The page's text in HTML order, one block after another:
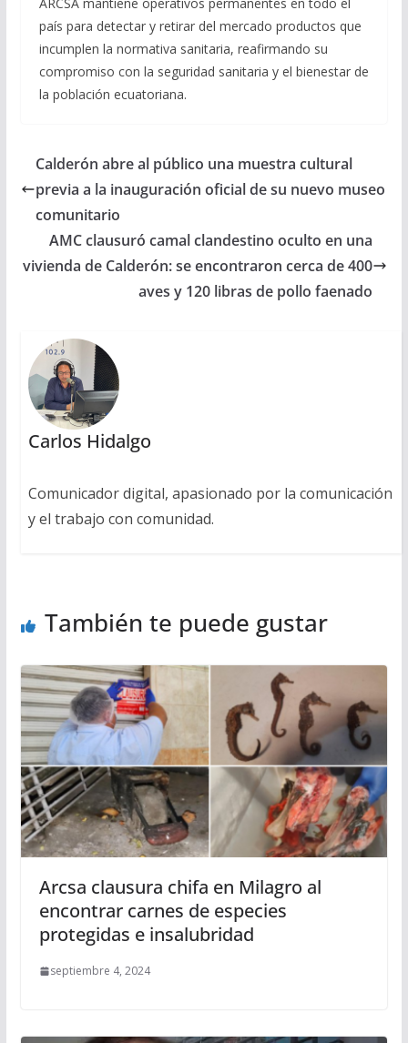
país para detectar y retirar del mercado productos que
incumplen la normativa sanitaria, reafirmando su
compromiso con la seguridad sanitaria y el bienestar de
la población ecuatoriana.
Calderón abre al público una muestra cultural
previa a la inauguración oficial de su nuevo museo
comunitario
AMC clausuró camal clandestino oculto en una
vivienda de Calderón: se encontraron cerca de 400
aves y 120 libras de pollo faenado
Carlos Hidalgo
Comunicador digital, apasionado por la comunicación
y el trabajo con comunidad.
También te puede gustar
Arcsa clausura chifa en Milagro al
encontrar carnes de especies
protegidas e insalubridad
septiembre 4, 2024